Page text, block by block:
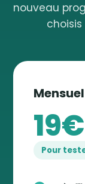
nouveau
Mensuel
19€
Pour